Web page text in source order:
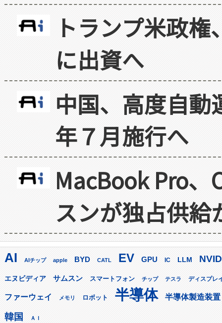
トランプ米政
に出資へ
中国、高度自
年７月施行へ
MacBook Pro
スンが独占供給
AI AIチップ apple BYD CATL EV GPU IC LLM
エヌビディア サムスン スマートフォン チップ テスラ ディスプレ
ファーウェイ メモリ ロボット 半導体 半導体製造装置
韓国 ＡＩ